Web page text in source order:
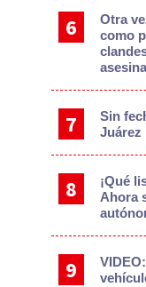
Otra
como
Sin
Juárez
¡Qué
Ahora